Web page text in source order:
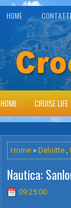
HOME CONTATTI
HOME CRUISE LIFE
Home » Deloitte ,
Nautica:
09:25:00